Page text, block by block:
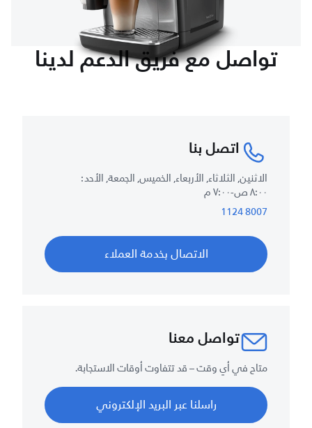
تواصل مع فريق الدعم لدينا
اتصل بنا
الاثنين, الثلاثاء, الأربعاء, الخميس, الجمعة, الأحد :
٨:٠٠ ص-٧:٠٠ م
8007 1124
الاتصال بخدمة العملاء
تواصل معنا
متاح في أي وقت – قد تتفاوت أوقات الاستجابة.
راسلنا عبر البريد الإلكتروني